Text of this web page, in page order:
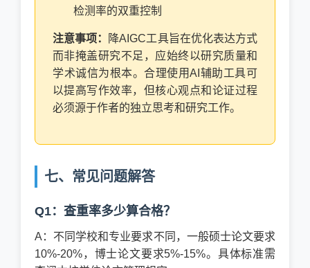
检测率的双重控制
注意事项：
降AIGC工具旨在优化表达方式
而非掩盖研究不足，应始终以研究质量和
学术诚信为根本。合理使用AI辅助工具可
以提高写作效率，但核心观点和论证过程
必须源于作者的独立思考和研究工作。
七、常见问题解答
Q1：查重率多少算合格？
A：不同学校和专业要求不同，一般硕士论文要求
10%-20%，博士论文要求5%-15%。具体标准需